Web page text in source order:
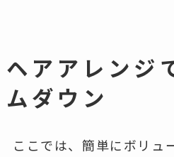
ヘアアレンジ
ムダウン
ここでは、簡単にボリュ